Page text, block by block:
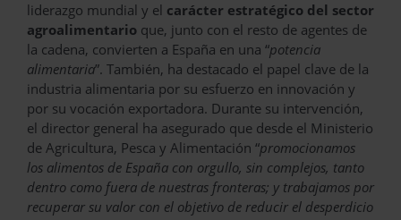
liderazgo mundial y el carácter estratégico del sector
agroalimentario que, junto con el resto de agentes de
la cadena, convierten a España en una “potencia
alimentaria”. También, ha destacado el papel clave de la
industria alimentaria por su esfuerzo en innovación y
por su vocación exportadora. Durante su intervención,
el director general ha asegurado que desde el Ministerio
de Agricultura, Pesca y Alimentación “promocionamos
los alimentos de España con orgullo, sin complejos, tanto
dentro como fuera de nuestras fronteras; y trabajamos por
recuperar su valor con el objetivo de reducir el desperdicio